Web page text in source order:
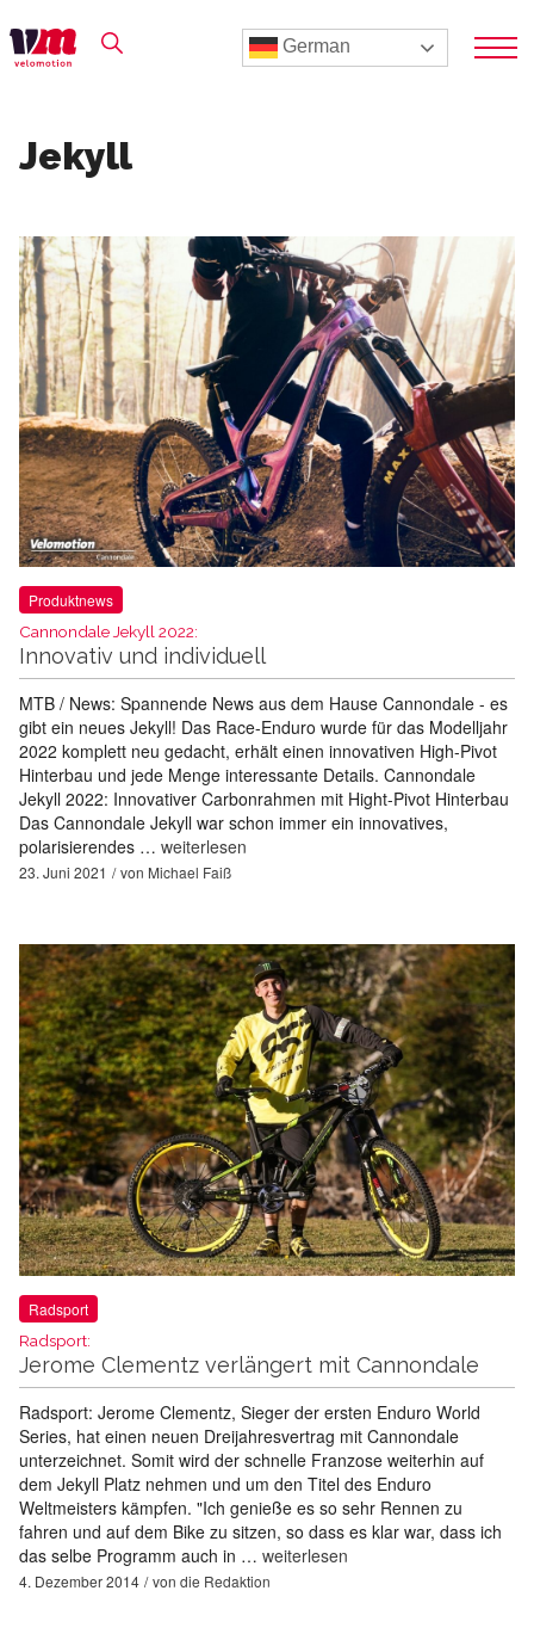
German
Jekyll
Produktnews
Cannondale Jekyll 2022:
Innovativ und individuell
MTB / News: Spannende News aus dem Hause Cannondale - es
gibt ein neues Jekyll! Das Race-Enduro wurde für das Modelljahr
2022 komplett neu gedacht, erhält einen innovativen High-Pivot
Hinterbau und jede Menge interessante Details. Cannondale
Jekyll 2022: Innovativer Carbonrahmen mit Hight-Pivot Hinterbau
Das Cannondale Jekyll war schon immer ein innovatives,
polarisierendes … weiterlesen
23. Juni 2021 von Michael Faiß
Radsport
Radsport:
Jerome Clementz verlängert mit Cannondale
Radsport: Jerome Clementz, Sieger der ersten Enduro World
Series, hat einen neuen Dreijahresvertrag mit Cannondale
unterzeichnet. Somit wird der schnelle Franzose weiterhin auf
dem Jekyll Platz nehmen und um den Titel des Enduro
Weltmeisters kämpfen. "Ich genieße es so sehr Rennen zu
fahren und auf dem Bike zu sitzen, so dass es klar war, dass ich
das selbe Programm auch in … weiterlesen
4. Dezember 2014 von die Redaktion